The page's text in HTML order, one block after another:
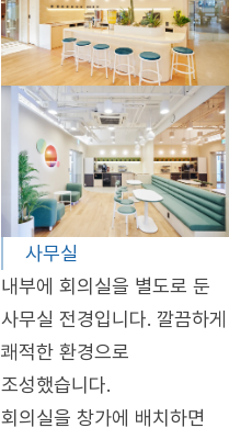
사무실
내부에 회의실을 별도로 둔
사무실 전경입니다. 깔끔하게
쾌적한 환경으로
조성했습니다.
회의실을 창가에 배치하면